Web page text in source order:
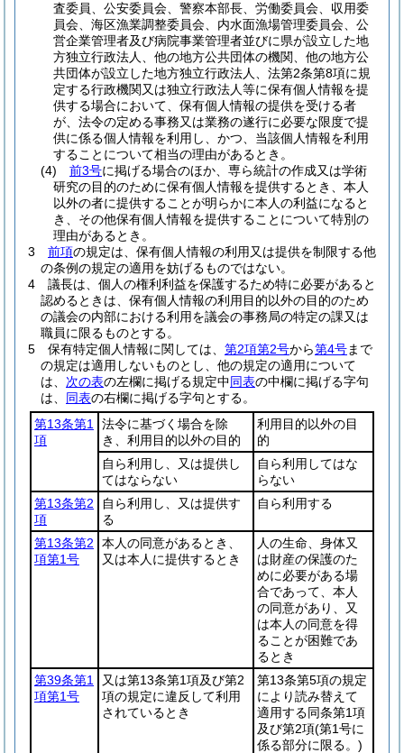
査委員、公安委員会、警察本部長、労働委員会、収用委
員会、海区漁業調整委員会、内水面漁場管理委員会、公
営企業管理者及び病院事業管理者並びに県が設立した地
方独立行政法人、他の地方公共団体の機関、他の地方公
共団体が設立した地方独立行政法人、法第2条第8項に規
定する行政機関又は独立行政法人等に保有個人情報を提
供する場合において、保有個人情報の提供を受ける者
が、法令の定める事務又は業務の遂行に必要な限度で提
供に係る個人情報を利用し、かつ、当該個人情報を利用
することについて相当の理由があるとき。
(4)
前3号に掲げる場合のほか、専ら統計の作成又は学術
研究の目的のために保有個人情報を提供するとき、本人
以外の者に提供することが明らかに本人の利益になると
き、その他保有個人情報を提供することについて特別の
理由があるとき。
3
前項の規定は、保有個人情報の利用又は提供を制限する他
の条例の規定の適用を妨げるものではない。
4
議長は、個人の権利利益を保護するため特に必要があると
認めるときは、保有個人情報の利用目的以外の目的のため
の議会の内部における利用を議会の事務局の特定の課又は
職員に限るものとする。
5
保有特定個人情報に関しては、 第2項第2号から第4号まで
の規定は適用しないものとし、他の規定の適用について
は、 次の表の左欄に掲げる規定中同表の中欄に掲げる字句
は、 同表の右欄に掲げる字句とする。
第13条第1
項
法令に基づく場合を除
き、利用目的以外の目的
利用目的以外の目
的
自ら利用し、又は提供し
てはならない
自ら利用してはな
らない
第13条第2
項
自ら利用し、又は提供す
る
自ら利用する
第13条第2
項第1号
本人の同意があるとき、
又は本人に提供するとき
人の生命、身体又
は財産の保護のた
めに必要がある場
合であって、本人
の同意があり、又
は本人の同意を得
ることが困難であ
るとき
第39条第1
項第1号
又は第13条第1項及び第2
項の規定に違反して利用
されているとき
第13条第5項の規定
により読み替えて
適用する同条第1項
及び第2項(第1号に
係る部分に限る。)